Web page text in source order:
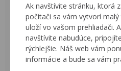
Ak navštívite stránku, ktorá
počítači sa vám vytvorí
uloží vo vašom prehliadači.
navštívite nabudúce,
rýchlejšie. Náš web vám
informácie a bude sa vám
4 5 6
11 12 13
18 19 20
25 26 27